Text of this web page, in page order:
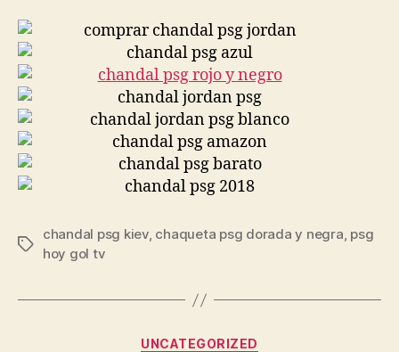
Etiquetas
chandal psg kiev, chaqueta psg dorada y negra, psg
hoy gol tv
Categorías
UNCATEGORIZED